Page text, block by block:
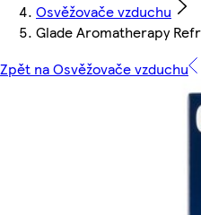
Osvěžovače vzduchu
Glade Aromatherapy
Zpět na Osvěžovače vzduchu